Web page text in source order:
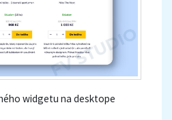
widgetu na desktope